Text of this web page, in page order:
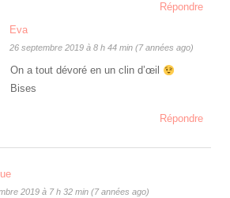
Répondre
Eva
26 septembre 2019 à 8 h 44 min (7 années ago)
On a tout dévoré en un clin d’œil
Bises
Répondre
2019 à 7 h 32 min (7 années ago)